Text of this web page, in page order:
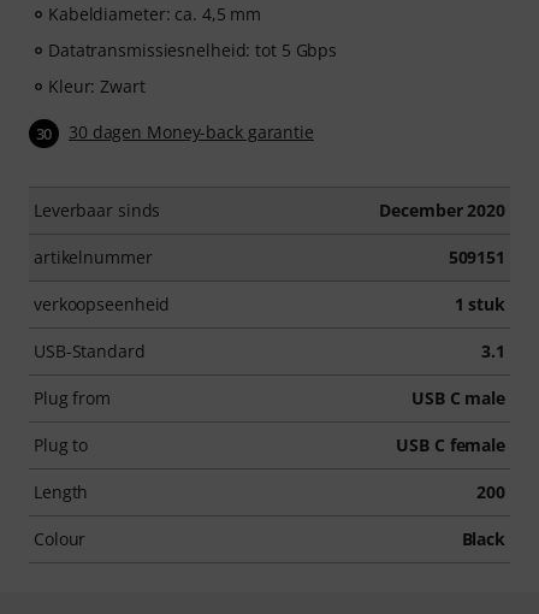
Kabeldiameter: ca. 4,5 mm
Datatransmissiesnelheid: tot 5 Gbps
Kleur: Zwart
30 30 dagen Money-back garantie
Leverbaar sinds December 2020
artikelnummer 509151
verkoopseenheid 1 stuk
USB-Standard 3.1
Plug from USB C male
Plug to USB C female
Length 200
Colour Black